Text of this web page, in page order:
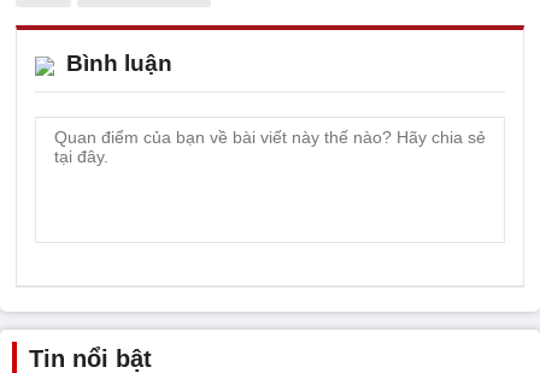
Bình luận
Tin nổi bật